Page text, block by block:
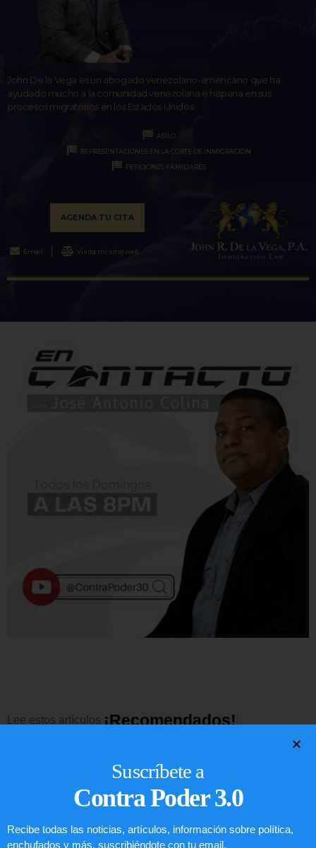
John De la Vega es un abogado venezolano-americano que ha
ayudado mucho a la comunidad venezolana e hispana en sus
procesos migratorios en los Estados Unidos.
ASILO
REPRESENTACIONES EN LA CORTE DE INMIGRACIÓN
PETICIONES FAMILIARES
AGENDA TU CITA
Email Visita mi sitio web
Lee estos artículos ¡Recomendados!
EE. UU. prevé un paquete de
seguridad de USD$ 1000 millones
para Colombia tras la llegada de
De la Espriella al poder
Suscríbete a
Contra Poder 3.0
Recibe todas las noticias, artículos, información sobre política,
enchufados y más, suscribiéndote con tu email.